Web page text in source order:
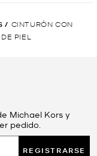
/ CINTURÓN CON
PIEL
Michael Kors y
pedido.
REGISTRARSE